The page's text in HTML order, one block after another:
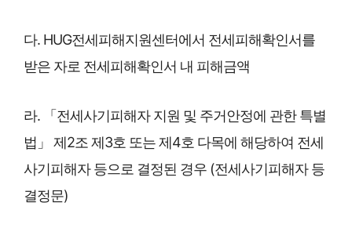
다. HUG전세피해지원센터에서 전세피해확인서를
받은 자로 전세피해확인서 내 피해금액
라. 「전세사기피해자 지원 및 주거안정에 관한 특별
법」 제2조 제3호 또는 제4호 다목에 해당하여 전세
사기피해자 등으로 결정된 경우 (전세사기피해자 등
결정문)